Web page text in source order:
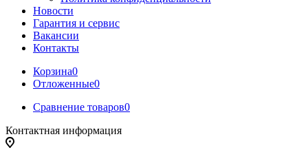
Новости
Гарантия и сервис
Вакансии
Контакты
Корзина0
Отложенные0
Сравнение товаров0
Контактная информация